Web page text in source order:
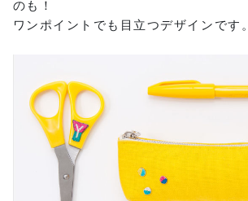
のも！
ワンポイントでも目立つデザインです。